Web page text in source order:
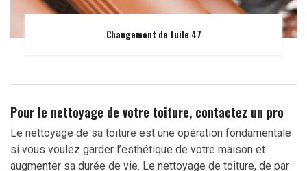
Changement de tuile 47
Pour le nettoyage de votre toiture, contactez un pro
Le nettoyage de sa toiture est une opération fondamentale
si vous voulez garder l’esthétique de votre maison et
augmenter sa durée de vie. Le nettoyage de toiture, de par